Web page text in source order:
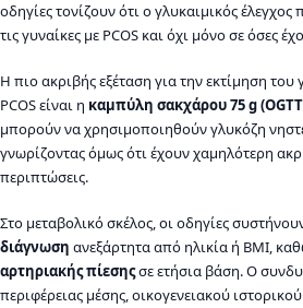
οδηγίες τονίζουν ότι ο γλυκαιμικός έλεγχος
τις γυναίκες με PCOS και όχι μόνο σε όσες
Η πιο ακριβής εξέταση για την εκτίμηση
PCOS είναι η καμπύλη σακχάρου 75 g
μπορούν να χρησιμοποιηθούν γλυκόζη
γνωρίζοντας όμως ότι έχουν χαμηλότερη
περιπτώσεις.
Στο μεταβολικό σκέλος, οι οδηγίες
διάγνωση ανεξάρτητα από ηλικία ή BMI,
αρτηριακής πίεσηςσε ετήσια βάση. Ο
περιφέρειας μέσης, οικογενειακού